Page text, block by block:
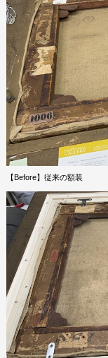
【Before】従来の額装